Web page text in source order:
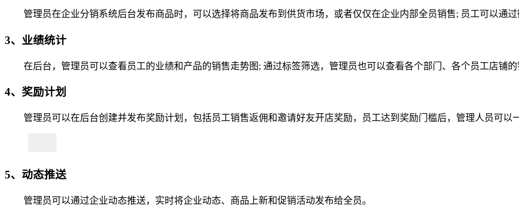
管理员在企业分销系统后台发布商品时，可以选择将商品发布到供货市场，或者仅仅在企业内部全员销售; 员工可以通
3、业绩统计
在后台，管理员可以查看员工的业绩和产品的销售走势图; 通过标签筛选，管理员也可以查看各个部门、各个员工店铺的
4、奖励计划
管理员可以在后台创建并发布奖励计划，包括员工销售返佣和邀请好友开店奖励，员工达到奖励门槛后，管理人员可以
5、动态推送
管理员可以通过企业动态推送，实时将企业动态、商品上新和促销活动发布给全员。